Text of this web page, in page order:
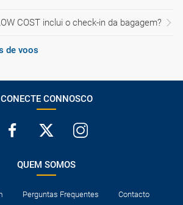
COST inclui o check-in da bagagem?
de voos
CONECTE CONNOSCO
QUEM SOMOS
Perguntas Frequentes Contacto